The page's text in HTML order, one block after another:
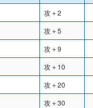
攻＋2
攻＋5
攻＋9
攻＋10
攻＋20
攻＋30